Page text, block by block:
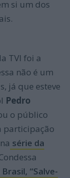
si um dos
TVI foi a
não é um
já que esteve
Pedro
o público
participação
série da
“Salve-